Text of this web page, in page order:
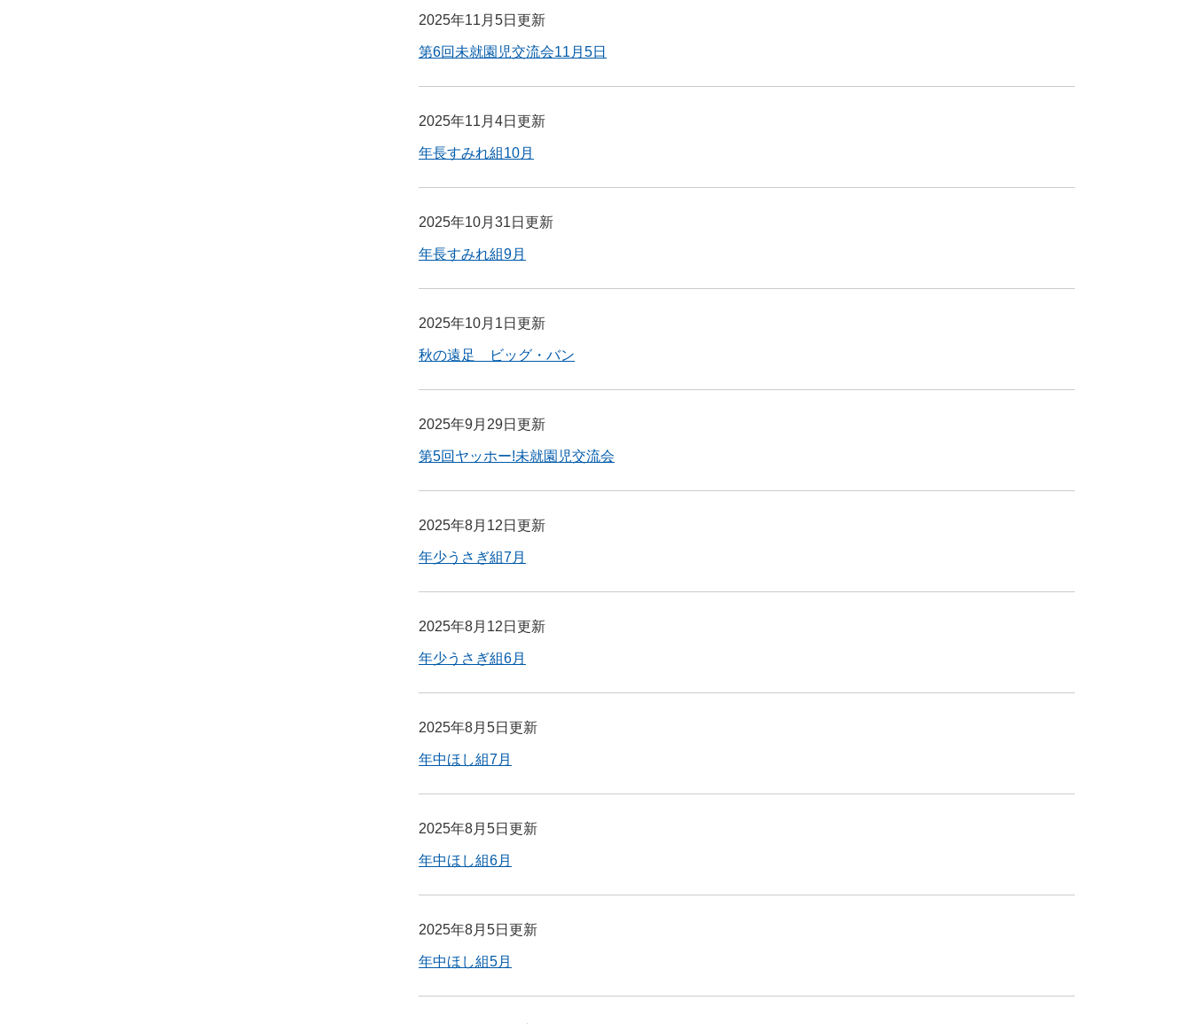
2025年11月5日更新
第6回未就園児交流会11月5日
2025年11月4日更新
年長すみれ組10月
2025年10月31日更新
年長すみれ組9月
2025年10月1日更新
秋の遠足 ビッグ・バン
2025年9月29日更新
第5回ヤッホー!未就園児交流会
2025年8月12日更新
年少うさぎ組7月
2025年8月12日更新
年少うさぎ組6月
2025年8月5日更新
年中ほし組7月
2025年8月5日更新
年中ほし組6月
2025年8月5日更新
年中ほし組5月